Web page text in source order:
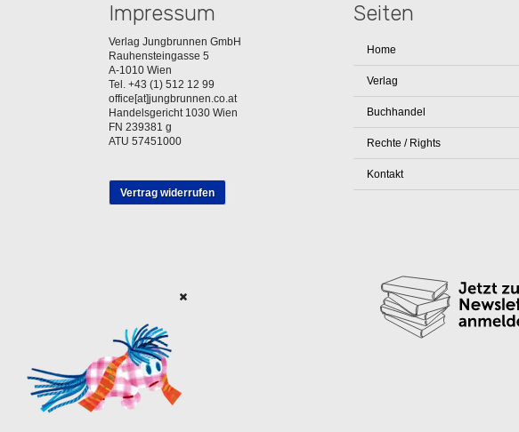
Impressum
Verlag Jungbrunnen GmbH
Rauhensteingasse 5
A-1010 Wien
Tel. +43 (1) 512 12 99
office[at]jungbrunnen.co.at
Handelsgericht 1030 Wien
FN 239381 g
ATU 57451000
Vertrag widerrufen
Seiten
Home
Verlag
Buchhandel
Rechte / Rights
Kontakt